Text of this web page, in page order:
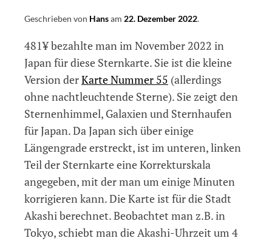
Geschrieben von Hansam 22. Dezember 2022.
481¥ bezahlte man im November 2022 in
Japan für diese Sternkarte. Sie ist die kleine
Version derKarte Nummer 55 (allerdings
ohne nachtleuchtende Sterne). Sie zeigt den
Sternenhimmel, Galaxien und Sternhaufen
für Japan. Da Japan sich über einige
Längengrade erstreckt, ist im unteren, linken
Teil der Sternkarte eine Korrekturskala
angegeben, mit der man um einige Minuten
korrigieren kann. Die Karte ist für die Stadt
Akashi berechnet. Beobachtet man z.B. in
Tokyo, schiebt man die Akashi-Uhrzeit um 4